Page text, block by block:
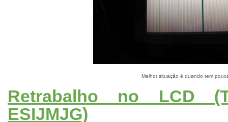
Melhor situação é quando tem
Retrabalho no LCD
ESIJMJG)